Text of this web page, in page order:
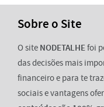
Sobre o Site
O site NODETALHEfoi
das decisões mais
financeiro e para te
sociais e vantagens